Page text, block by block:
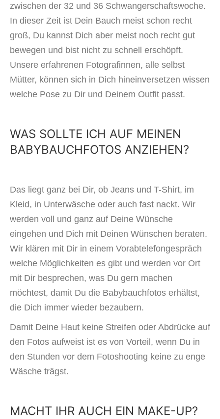
zwischen der 32 und 36 Schwangerschaftswoche.
In dieser Zeit ist Dein Bauch meist schon recht
groß, Du kannst Dich aber meist noch recht gut
bewegen und bist nicht zu schnell erschöpft.
Unsere erfahrenen Fotografinnen, alle selbst
Mütter, können sich in Dich hineinversetzen wissen
welche Pose zu Dir und Deinem Outfit passt.
WAS SOLLTE ICH AUF MEINEN
BABYBAUCHFOTOS ANZIEHEN?
Das liegt ganz bei Dir, ob Jeans und T-Shirt, im
Kleid, in Unterwäsche oder auch fast nackt. Wir
werden voll und ganz auf Deine Wünsche
eingehen und Dich mit Deinen Wünschen beraten.
Wir klären mit Dir in einem Vorabtelefongespräch
welche Möglichkeiten es gibt und werden vor Ort
mit Dir besprechen, was Du gern machen
möchtest, damit Du die Babybauchfotos erhältst,
die Dich immer wieder bezaubern.
Damit Deine Haut keine Streifen oder Abdrücke auf
den Fotos aufweist ist es von Vorteil, wenn Du in
den Stunden vor dem Fotoshooting keine zu enge
Wäsche trägst.
MACHT IHR AUCH EIN MAKE-UP?